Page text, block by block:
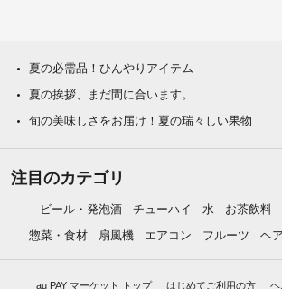
夏の必需品！ひんやりアイテム
夏の挨拶、まだ間に合います。
旬の美味しさをお届け！夏の瑞々しい果物
注目のカテゴリ
ビール・発泡酒 チューハイ 水 お茶飲料
惣菜・食材
扇風機 エアコン フルーツ ヘ
au PAY マーケット トップ はじめてご利用の方 ヘ